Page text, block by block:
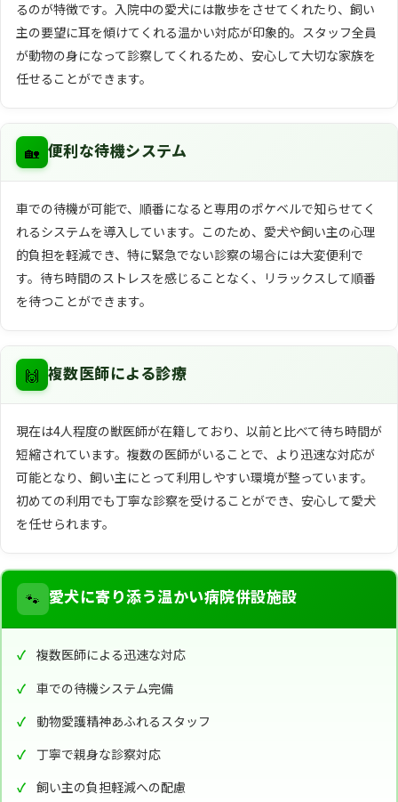
るのが特徴です。入院中の愛犬には散歩をさせてくれたり、飼い
主の要望に耳を傾けてくれる温かい対応が印象的。スタッフ全員
が動物の身になって診察してくれるため、安心して大切な家族を
任せることができます。
🏡 便利な待機システム
車での待機が可能で、順番になると専用のポケベルで知らせてく
れるシステムを導入しています。このため、愛犬や飼い主の心理
的負担を軽減でき、特に緊急でない診察の場合には大変便利で
す。待ち時間のストレスを感じることなく、リラックスして順番
を待つことができます。
🙌 複数医師による診療
現在は4人程度の獣医師が在籍しており、以前と比べて待ち時間が
短縮されています。複数の医師がいることで、より迅速な対応が
可能となり、飼い主にとって利用しやすい環境が整っています。
初めての利用でも丁寧な診察を受けることができ、安心して愛犬
を任せられます。
🐾 愛犬に寄り添う温かい病院併設施設
複数医師による迅速な対応
車での待機システム完備
動物愛護精神あふれるスタッフ
丁寧で親身な診察対応
飼い主の負担軽減への配慮